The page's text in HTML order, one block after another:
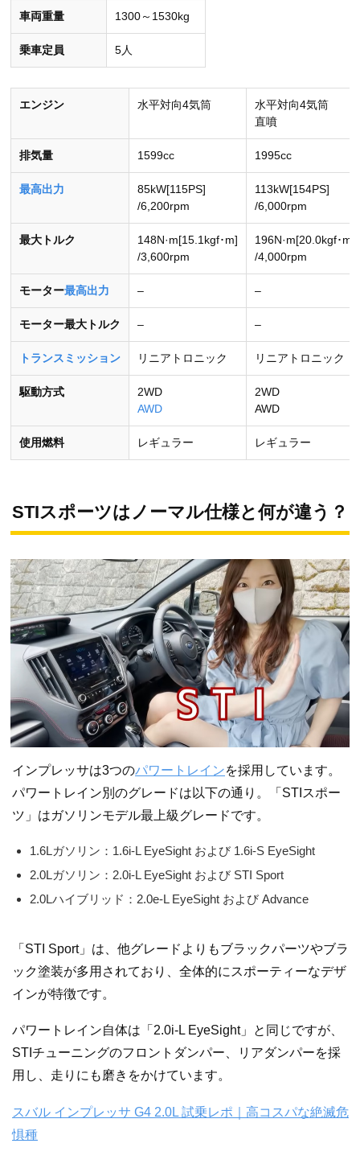
車両重量 1300～1530kg
乗車定員 5人
エンジン 水平対向4気筒
水平対向4気筒
直噴
排気量 1599cc 1995cc
最高出力
85kW[115PS]
/6,200rpm
113kW[154PS]
/6,000rpm
最大トルク
148N·m[15.1kgf･m]
/3,600rpm
196N·m[20.0kgf･m]
/4,000rpm
モーター最高出力 – –
モーター最大トルク – –
トランスミッション リニアトロニック リニアトロニック
駆動方式
2WD
AWD
2WD
AWD
使用燃料 レギュラー レギュラー
STIスポーツはノーマル仕様と何が違う？
インプレッサは3つのパワートレインを採用しています。
パワートレイン別のグレードは以下の通り。「STIスポー
ツ」はガソリンモデル最上級グレードです。
1.6Lガソリン：1.6i-L EyeSight および 1.6i-S EyeSight
2.0Lガソリン：2.0i-L EyeSight および STI Sport
2.0Lハイブリッド：2.0e-L EyeSight および Advance
「STI Sport」は、他グレードよりもブラックパーツやブラ
ック塗装が多用されており、全体的にスポーティーなデザ
インが特徴です。
パワートレイン自体は「2.0i-L EyeSight」と同じですが、
STIチューニングのフロントダンパー、リアダンパーを採
用し、走りにも磨きをかけています。
スバル インプレッサ G4 2.0L 試乗レポ｜高コスパな絶滅危
惧種